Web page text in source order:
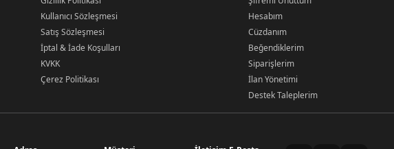
Kullanıcı Sözleşmesi
Satış Sözleşmesi
İptal & İade Koşulları
KVKK
Çerez Politikası
Hesabım
Cüzdanım
Beğendiklerim
Siparişlerim
İlan Yönetimi
Destek Taleplerim